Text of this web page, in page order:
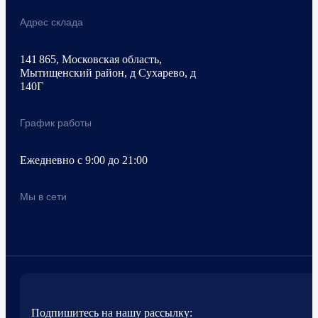
Адрес склада
141 865, Московская область,
Мытищенский район, д Сухарево, д
140Г
График работы
Ежедневно с 9:00 до 21:00
Мы в сети
Подпишитесь на нашу рассылку: